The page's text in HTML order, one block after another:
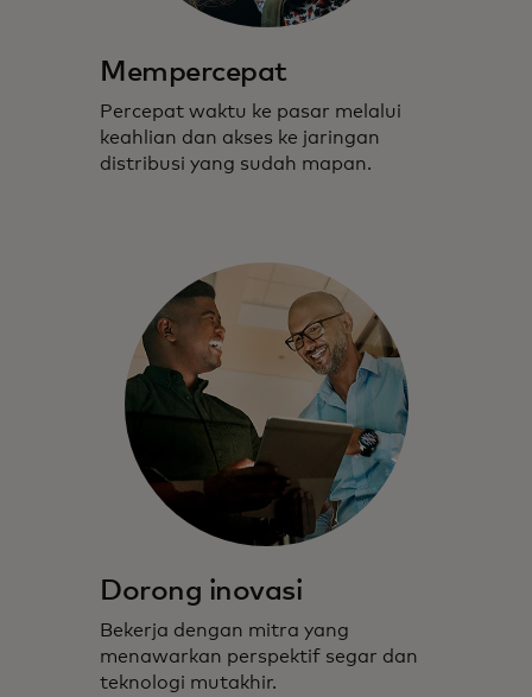
Mempercepat
Percepat waktu ke pasar melalui
keahlian dan akses ke jaringan
distribusi yang sudah mapan.
Dorong inovasi
Bekerja dengan mitra yang
menawarkan perspektif segar dan
teknologi mutakhir.